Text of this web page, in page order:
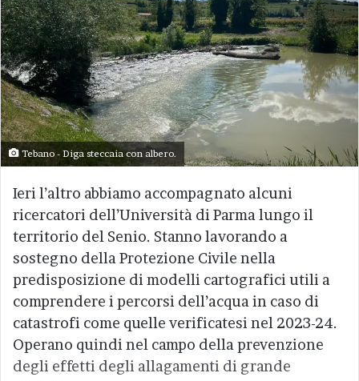
Tebano - Diga steccaia con albero.
Ieri l’altro abbiamo accompagnato alcuni
ricercatori dell’Università di Parma lungo il
territorio del Senio. Stanno lavorando a
sostegno della Protezione Civile nella
predisposizione di modelli cartografici utili a
comprendere i percorsi dell’acqua in caso di
catastrofi come quelle verificatesi nel 2023-24.
Operano quindi nel campo della prevenzione
degli effetti degli allagamenti di grande